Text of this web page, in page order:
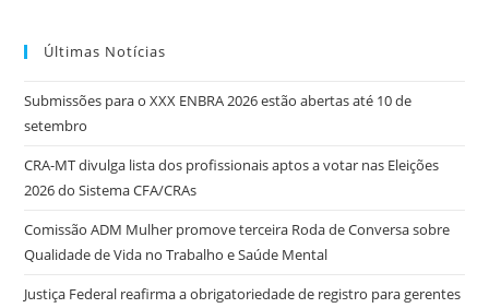
Últimas Notícias
Submissões para o XXX ENBRA 2026 estão abertas até 10 de
setembro
CRA-MT divulga lista dos profissionais aptos a votar nas Eleições
2026 do Sistema CFA/CRAs
Comissão ADM Mulher promove terceira Roda de Conversa sobre
Qualidade de Vida no Trabalho e Saúde Mental
Justiça Federal reafirma a obrigatoriedade de registro para gerentes